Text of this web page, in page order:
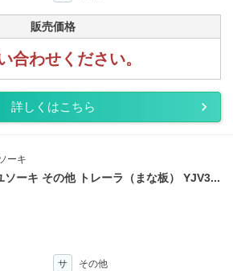
販売価格
合わせください。
詳しくはこちら
ーキ
ソーキ その他 トレーラ（まな板） YJV3...
サ
その他